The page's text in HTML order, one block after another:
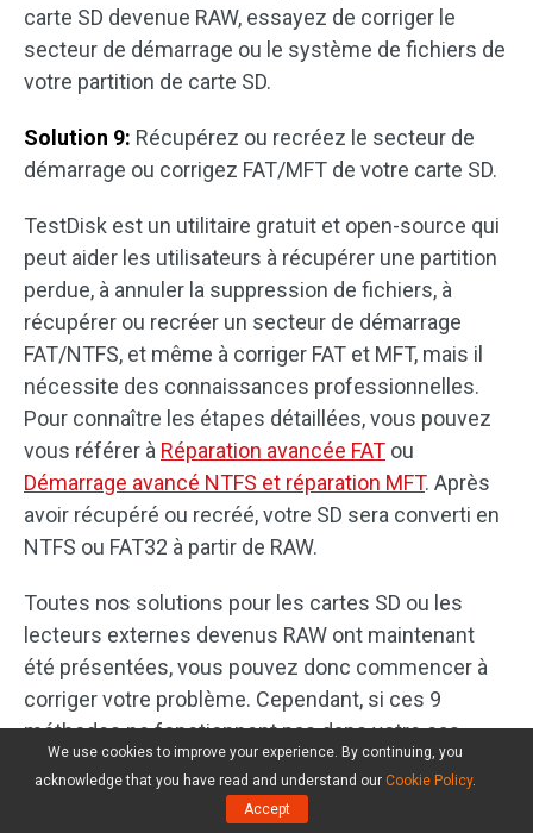
carte SD devenue RAW, essayez de corriger le
secteur de démarrage ou le système de fichiers de
votre partition de carte SD.
Solution 9: Récupérez ou recréez le secteur de
démarrage ou corrigez FAT/MFT de votre carte SD.
TestDisk est un utilitaire gratuit et open-source qui
peut aider les utilisateurs à récupérer une partition
perdue, à annuler la suppression de fichiers, à
récupérer ou recréer un secteur de démarrage
FAT/NTFS, et même à corriger FAT et MFT, mais il
nécessite des connaissances professionnelles.
Pour connaître les étapes détaillées, vous pouvez
vous référer à Réparation avancée FAT ou
Démarrage avancé NTFS et réparation MFT. Après
avoir récupéré ou recréé, votre SD sera converti en
NTFS ou FAT32 à partir de RAW.
Toutes nos solutions pour les cartes SD ou les
lecteurs externes devenus RAW ont maintenant
été présentées, vous pouvez donc commencer à
corriger votre problème. Cependant, si ces 9
méthodes ne fonctionnent pas dans votre cas,
votre carte SD pourrait être physiquement
endommagée. Et nous vous suggérons de
l’envoyer en réparation si elle en vaut la peine.
We use cookies to improve your experience. By continuing, you
acknowledge that you have read and understand our Cookie Policy.
Accept